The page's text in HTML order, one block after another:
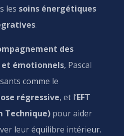
les soins énergétiques
.
des
et émotionnels, Pascal
comme le
régressive, et l’EFT
Technique)pour aider
leur équilibre intérieur.